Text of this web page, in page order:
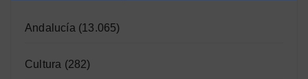
Andalucía (13.065)
Cultura (282)